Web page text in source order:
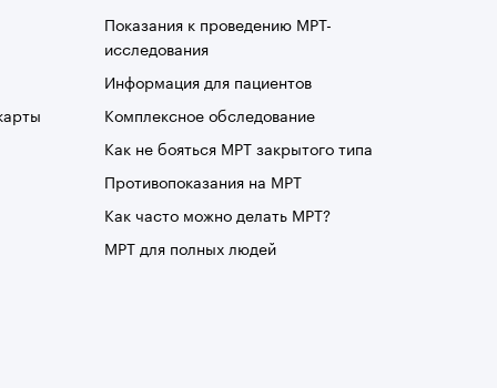
Показания к проведению МРТ-
исследования
Информация для пациентов
Комплексное обследование
Как не бояться МРТ закрытого типа
Противопоказания на МРТ
Как часто можно делать МРТ?
МРТ для полных людей